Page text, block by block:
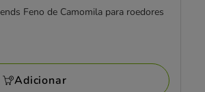
Feno de Camomila para roedores
Adicionar